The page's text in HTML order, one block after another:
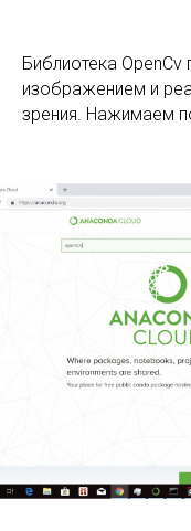
Библиотека
изображением и
зрения. Нажимаем